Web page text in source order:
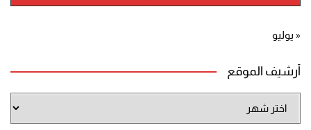
« يوليو
أرشيف الموقع
الموقع